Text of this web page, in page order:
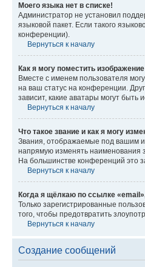
Моего языка нет в списке!
Администратор не установил
языковой пакет. Если такого
конференции).
Вернуться к началу
Как я могу поместить
Вместе с именем пользователя
на ваш статус на конференции.
зависит, какие аватары могут
Вернуться к началу
Что такое звание и как я могу
Звания, отображаемые под вашим
напрямую изменять наименования
На большинстве конференций это
Вернуться к началу
Когда я щёлкаю по ссылке
Только зарегистрированные
того, чтобы предотвратить
Вернуться к началу
Создание сообщений